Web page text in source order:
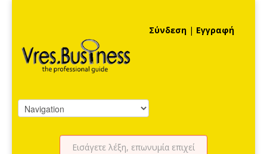
Σύνδεση | Εγγραφή